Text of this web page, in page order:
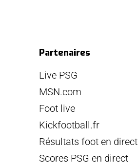
Partenaires
Live PSG
MSN.com
Foot live
Kickfootball.fr
Résultats foot en direct
Scores PSG en direct